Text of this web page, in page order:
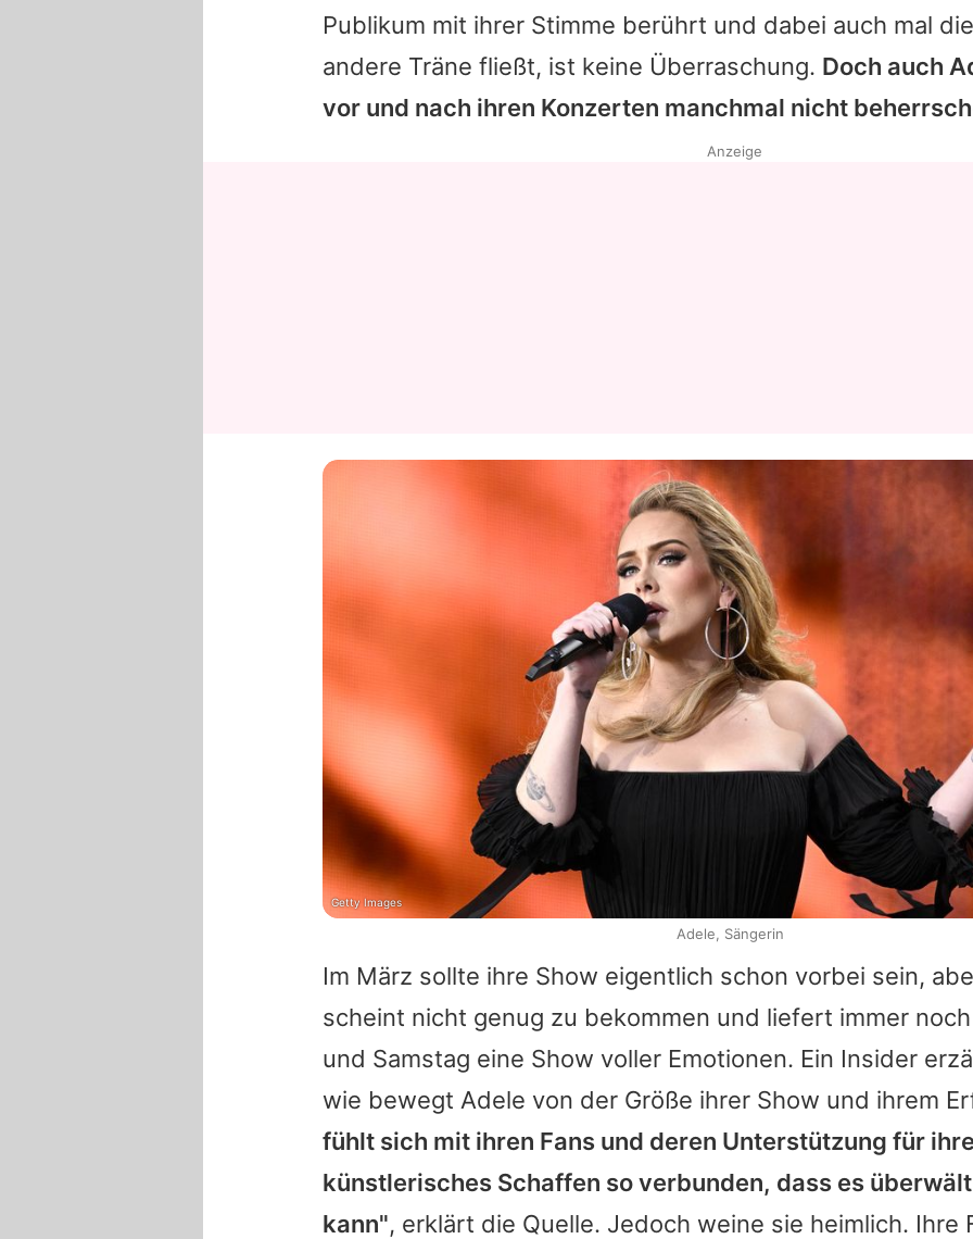
Publikum mit ihrer Stimme berührt und dabei auch mal
andere Träne fließt, ist keine Überraschung. Doch auch
vor und nach ihren Konzerten manchmal nicht
Im März sollte ihre Show eigentlich schon vorbei sein,
scheint nicht genug zu bekommen und liefert immer
und Samstag eine Show voller Emotionen. Ein Insider
wie bewegt Adele von der Größe ihrer Show und ihrem
fühlt sich mit ihren Fans und deren Unterstützung für
künstlerisches Schaffen so verbunden, dass es
kann", erklärt die Quelle. Jedoch weine sie heimlich. Ihre
Anzeige
Getty Images
Adele, Sängerin